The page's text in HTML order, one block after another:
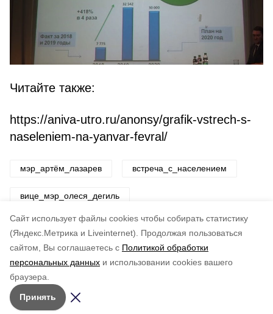
Cайт использует файлы cookies чтобы собирать статистику
(Яндекс.Метрика и Liveinternet).
Продолжая пользоваться
сайтом, Вы соглашаетесь с Политикой обработки
персональных данных и использовании cookies вашего
браузера.
Принять
Читайте также:
https://aniva-utro.ru/anonsy/grafik-vstrech-s-
naseleniem-na-yanvar-fevral/
мэр_артём_лазарев встреча_с_населением
вице_мэр_олеся_дегиль
Авторы: ADMIN admin
по оценке
5